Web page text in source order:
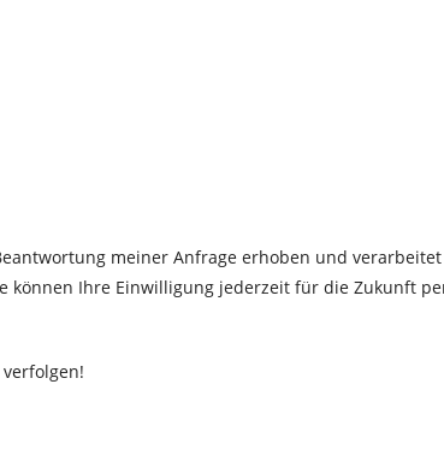
meiner Anfrage erhoben und
können Ihre Einwilligung jederzeit für die Zukunft